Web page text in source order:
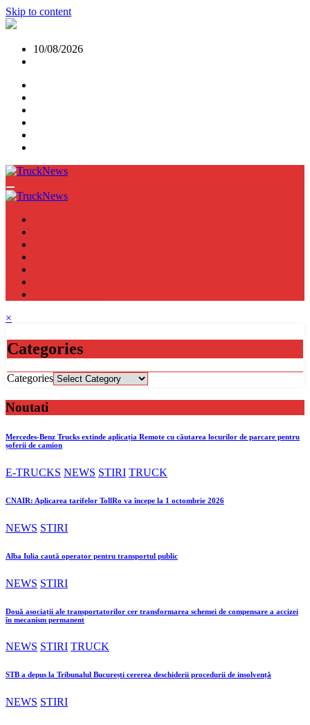
Skip to content
10/08/2026
×
Categories
Categories
Noutati
Mercedes-Benz Trucks extinde aplicația Remote cu căutarea locurilor de parcare pentru
șoferii de camion
E-TRUCKS NEWS STIRI TRUCK
CNAIR: Aplicarea tarifelor TollRo va începe la 1 octombrie 2026
NEWS STIRI
Alba Iulia caută operator pentru transportul public
NEWS STIRI
Două asociații ale transportatorilor cer transformarea schemei de compensare a accizei
în mecanism permanent
NEWS STIRI TRUCK
STB a depus la Tribunalul București cererea deschiderii procedurii de insolvență
NEWS STIRI